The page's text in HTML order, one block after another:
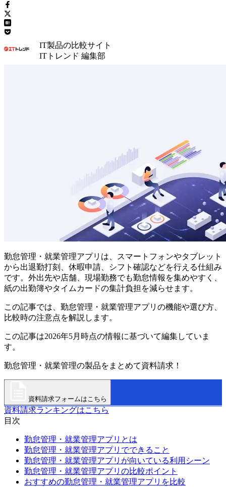
IT製品の比較サイト
ITトレンド 編集部
勤怠管理・就業管理アプリは、スマートフォンやタブレット
から出退勤打刻、休暇申請、シフト確認などを行える仕組み
です。外出先や店舗、現場勤務でも勤怠情報を集めやすく、
紙の出勤簿やタイムカードの集計負担を減らせます。
この記事では、勤怠管理・就業管理アプリの機能や選び方、
比較時の注意点を解説します。
この記事は2026年5月時点の情報に基づいて編集していま
す。
勤怠管理・就業管理の製品をまとめて資料請求！
資料請求フォームはこちら
資料請求ランキングはこちら
目次
勤怠管理・就業管理アプリとは
勤怠管理・就業管理アプリでできること
勤怠管理・就業管理アプリが向いている利用シーン
勤怠管理・就業管理アプリの比較ポイント
おすすめの勤怠管理・就業管理アプリを比較